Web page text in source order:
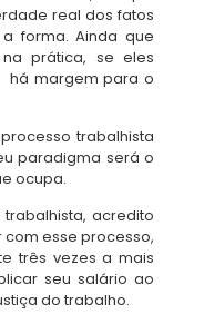
real dos fatos
forma. Ainda que
prática, se eles
há margem para o
trabalhista
paradigma será o
ocupa.
acredito
com esse processo,
três vezes a mais
seu salário ao
do trabalho.